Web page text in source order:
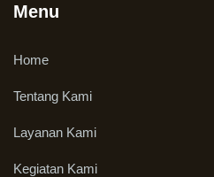
Menu
Home
Tentang Kami
Layanan Kami
Kegiatan Kami